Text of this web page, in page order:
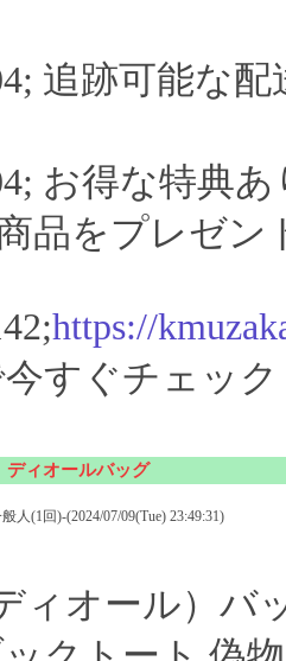
追跡可能な
お得な特典
品をプレゼン
https://
すぐチェック
ディオールバッグ
人(1回)-(2024/07/09(Tue) 23:49:31)
ィオール）バ